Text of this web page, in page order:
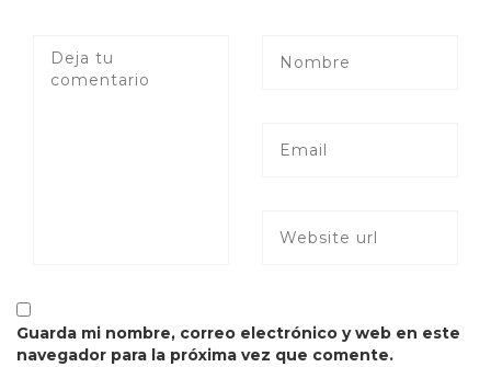
Guarda mi nombre, correo electrónico y web en este
navegador para la próxima vez que comente.